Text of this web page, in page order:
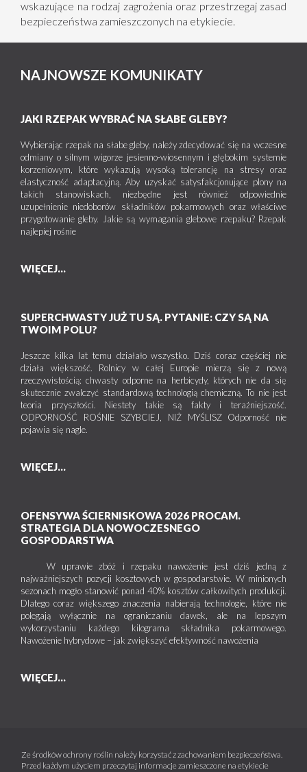
wskazujące na rodzaj zagrożenia oraz przestrzegaj zasad
bezpieczeństwa zamieszczonych na etykiecie.
NAJNOWSZE KOMUNIKATY
JAKI RZEPAK WYBRAĆ NA SŁABE GLEBY?
Wybierając rzepak na słabe gleby, należy zdecydować się na wczesne
odmiany o silnym wigorze jesienno-wiosennym i głębokim systemie
korzeniowym, które wykazują wysoką tolerancję na stresy oraz
elastyczność adaptacyjną. Aby uzyskać satysfakcjonujące plony na
takich stanowiskach, niezbędne jest również odpowiednie
uzupełnienie niedoborów składników pokarmowych oraz właściwe
przygotowanie gleby. Jakie są wymagania glebowe rzepaku? Rzepak
najlepiej rośnie
WIĘCEJ...
SUPERCHWASTY JUŻ TU SĄ. PYTANIE: CZY SĄ NA
TWOIM POLU?
Jeszcze kilka lat temu działało wszystko. Dziś coraz częściej nie
działa większość. Rolnicy w całej Europie mierzą się z nową
rzeczywistością: chwasty odporne na herbicydy, których nie da się
skutecznie zwalczyć standardową technologią chemiczną. To nie jest
teoria przyszłości. Niestety takie są fakty i teraźniejszość.
ODPORNOŚĆ ROŚNIE SZYBCIEJ, NIŻ MYŚLISZ Odporność nie
pojawia się nagle.
WIĘCEJ...
OFENSYWA ŚCIERNISKOWA 2026 PROCAM.
STRATEGIA DLA NOWOCZESNEGO
GOSPODARSTWA
W uprawie zbóż i rzepaku nawożenie jest dziś jedną z
najważniejszych pozycji kosztowych w gospodarstwie. W minionych
sezonach mogło stanowić ponad 40% kosztów całkowitych produkcji.
Dlatego coraz większego znaczenia nabierają technologie, które nie
polegają wyłącznie na ograniczaniu dawek, ale na lepszym
wykorzystaniu każdego kilograma składnika pokarmowego.
Nawożenie hybrydowe – jak zwiększyć efektywność nawożenia
WIĘCEJ...
Ze środków ochrony roślin należy korzystać z zachowaniem bezpieczeństwa.
Przed każdym użyciem przeczytaj informacje zamieszczone na etykiecie